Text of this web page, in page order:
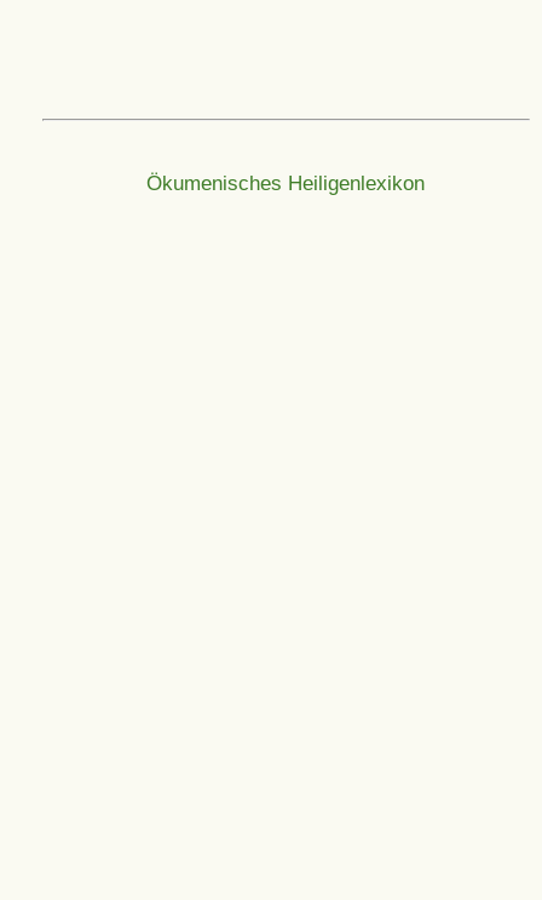
Ökumenisches Heiligenlexikon